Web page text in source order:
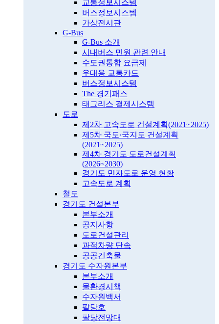
교통정보시스템
버스정보시스템
가상전시관
G-Bus
G-Bus 소개
시내버스 민원 관련 안내
수도권통합 요금제
우대용 교통카드
버스정보시스템
The 경기패스
태그리스 결제시스템
도로
제2차 고속도로 건설계획(2021~2025)
제5차 국도·국지도 건설계획
(2021~2025)
제4차 경기도 도로건설계획
(2026~2030)
경기도 민자도로 운영 현황
고속도로 계획
철도
경기도 건설본부
본부소개
공지사항
도로건설관리
과적차량 단속
공공건축물
경기도 수자원본부
본부소개
물환경시책
수자원백서
팔당호
팔당전망대